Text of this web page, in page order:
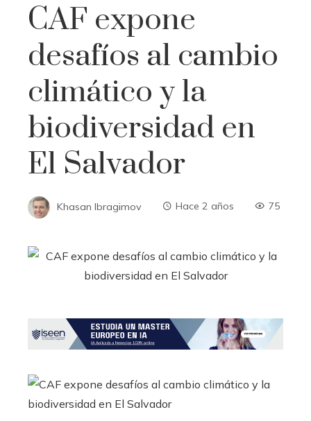
CAF expone
desafíos al cambio
climático y la
biodiversidad en
El Salvador
Khasan Ibragimov Hace 2 años 75